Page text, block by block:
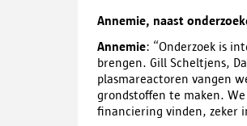
Annemie, naast
Annemie: “Onderzoek is
brengen. Gill Scheltjens,
plasmareactoren vangen
grondstoffen te maken.
financiering vinden, zeker